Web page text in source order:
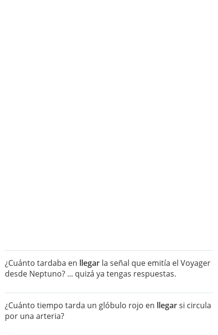
¿Cuánto tardaba en llegar la señal que emitía el Voyager
desde Neptuno? ... quizá ya tengas respuestas.
¿Cuánto tiempo tarda un glóbulo rojo en llegarsi circula
por una arteria?